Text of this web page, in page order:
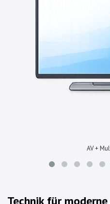
AV +
Technik für